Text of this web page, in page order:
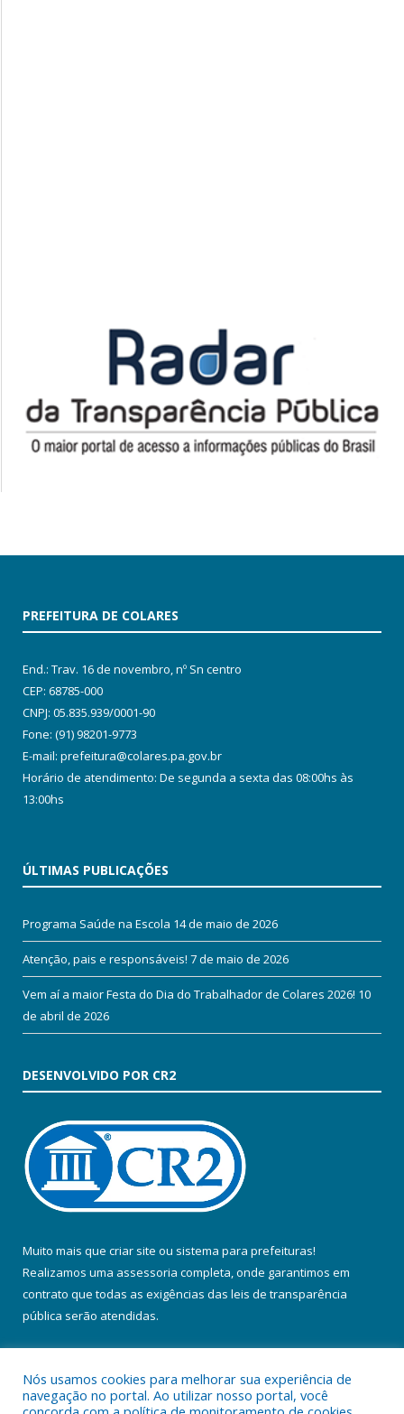
PREFEITURA DE COLARES
End.: Trav. 16 de novembro, nº Sn centro
CEP: 68785-000
CNPJ: 05.835.939/0001-90
Fone: (91) 98201-9773
E-mail: prefeitura@colares.pa.gov.br
Horário de atendimento: De segunda a sexta das 08:00hs às
13:00hs
ÚLTIMAS PUBLICAÇÕES
Programa Saúde na Escola 14 de maio de 2026
Atenção, pais e responsáveis! 7 de maio de 2026
Vem aí a maior Festa do Dia do Trabalhador de Colares 2026! 10
de abril de 2026
DESENVOLVIDO POR CR2
Muito mais que criar site ou sistema para prefeituras!
Realizamos uma assessoria completa, onde garantimos em
contrato que todas as exigências das leis de transparência
pública serão atendidas.
Nós usamos cookies para melhorar sua experiência de
navegação no portal. Ao utilizar nosso portal, você